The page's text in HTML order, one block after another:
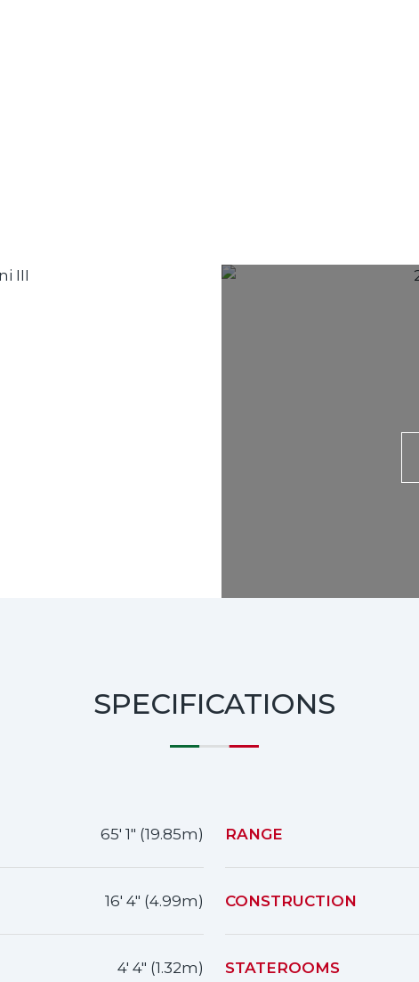
SPECIFICATIONS
65' 1" (19.85m)
16' 4" (4.99m)
4' 4" (1.32m)
RANGE
CONSTRUCTION
STATEROOMS